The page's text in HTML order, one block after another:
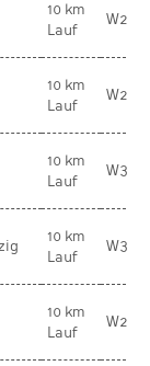
10 km
Lauf
W20
10 km
Lauf
W20
10 km
Lauf
W35
10 km
Lauf
W35
10 km
Lauf
W20